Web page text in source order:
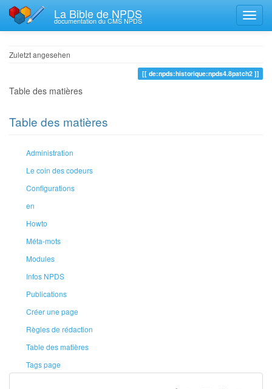
La Bible de NPDS
documentation du CMS NPDS
Zuletzt angesehen
de:npds:historique:npds4.8patch2
Table des matières
Table des matières
Administration
Le coin des codeurs
Configurations
en
Howto
Méta-mots
Modules
Infos NPDS
Publications
Créer une page
Règles de rédaction
Table des matières
Tags page